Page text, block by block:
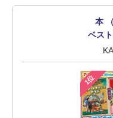
本
ベス
1位